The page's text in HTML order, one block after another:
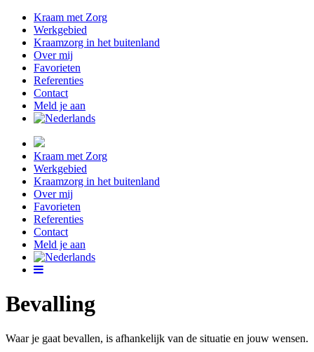
Kraam met Zorg
Werkgebied
Kraamzorg in het buitenland
Over mij
Favorieten
Referenties
Contact
Meld je aan
Kraam met Zorg
Werkgebied
Kraamzorg in het buitenland
Over mij
Favorieten
Referenties
Contact
Meld je aan
Bevalling
Waar je gaat bevallen, is afhankelijk van de situatie en jouw wensen.